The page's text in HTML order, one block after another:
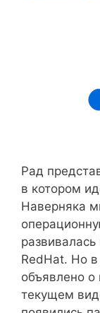
Рад
в котором
Наверняка
RedHat. Но
объявлено о
текущем